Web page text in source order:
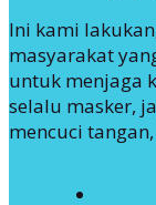
Ini kami
masyarakat
untuk menjaga
selalu masker,
mencuci